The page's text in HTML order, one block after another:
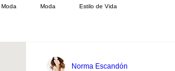
Moda Moda Estilo de Vida
Norma Escandón